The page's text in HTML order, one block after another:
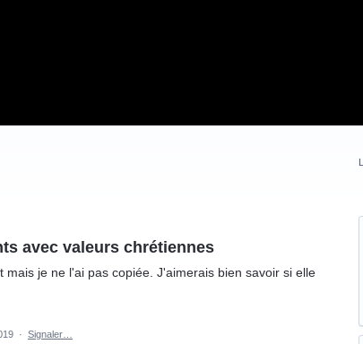
avec valeurs chrétiennes
je ne l'ai pas copiée. J'aimerais bien savoir si elle
· Signaler…